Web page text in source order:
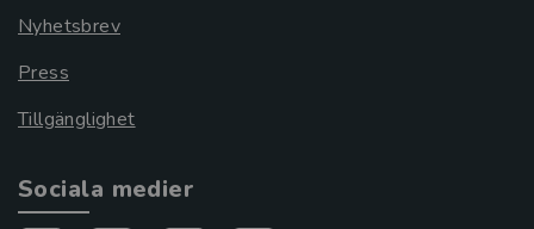
Nyhetsbrev
Press
Tillgänglighet
Sociala medier